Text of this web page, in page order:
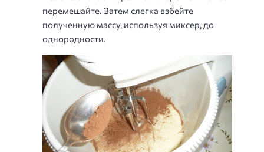
перемешайте. Затем слегка взбейте
полученную массу, используя миксер, до
однородности.